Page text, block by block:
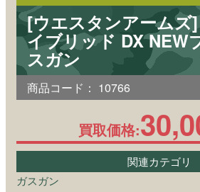
[ウエスタンアームズ
イブリッド DX
スガン
商品コード： 10766
買取価格:
関連カテゴリ
ガスガン